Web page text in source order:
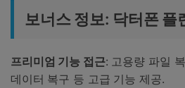
보너스 정보: 닥터폰 플
프리미엄 기능 접근: 고용량 파일
데이터 복구 등 고급 기능 제공.